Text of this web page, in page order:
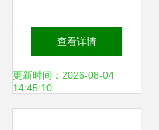
大众ID.产品的高品
质是如何炼成的
查看详情
更新时间：2026-08-04
14:45:10